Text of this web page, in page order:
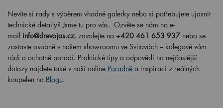
Nevíte si rady s výběrem vhodné galerky nebo si potřebujete ujasnit
technické detaily? Jsme tu pro vás. Ozvěte se nám na e-
mail info@drevojas.cz, zavolejte na +420 461 653 937 nebo se
zastavte osobně v našem showroomu ve Svitavách – kolegové vám
rádi a ochotně poradí. Praktické tipy a odpovědi na nejčastější
dotazy najdete také v naší online Poradně a inspiraci z reálných
koupelen na Blogu.